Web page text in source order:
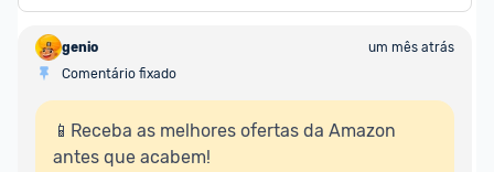
genio
um mês atrás
Comentário fixado
📱Receba as melhores ofertas da Amazon
antes que acabem!